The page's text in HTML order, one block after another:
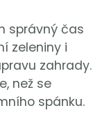
správný čas
zeleniny i
zahrady.
než se
spánku.